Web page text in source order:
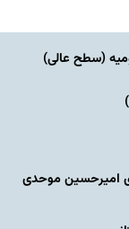
(سطح عالی)
امیرحسین موحدی